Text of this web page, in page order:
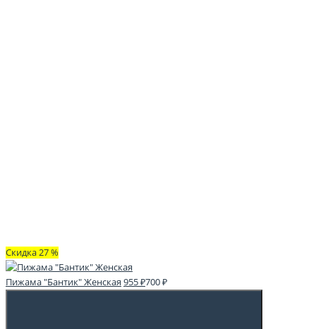
Скидка 27 %
Пижама "Бантик" Женская 955 ₽700 ₽